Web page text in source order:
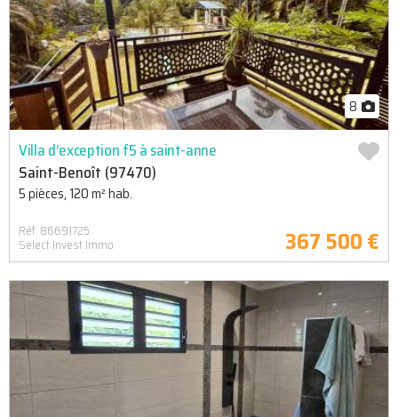
8
Villa d’exception f5 à saint-anne
Saint-Benoît (97470)
5 pièces, 120 m² hab.
Réf. 86691725
Select Invest Immo 367 500 €